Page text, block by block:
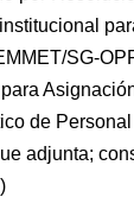
SG-
de
adjunta;